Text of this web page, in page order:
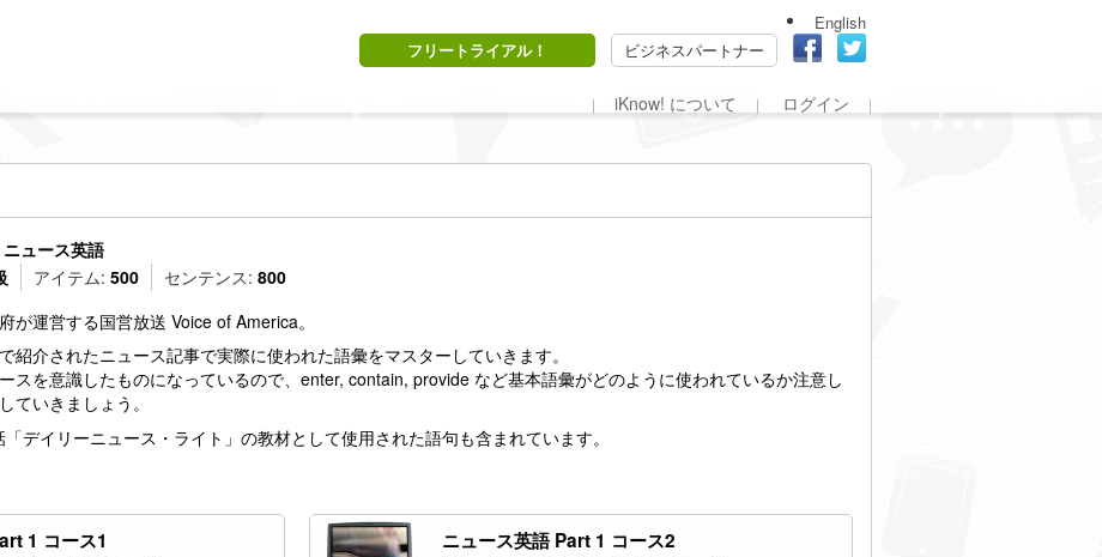
English
フリートライアル！
ビジネスパートナー
iKnow! について ログイン
ニュース英語
アイテム: 500 センテンス: 800
が運営する国営放送 Voice of America。
紹介されたニュース記事で実際に使われた語彙をマスターしていきます。
スを意識したものになっているので、enter, contain, provide など基本語彙がどのように使われているか注意し
ていきましょう。
「デイリーニュース・ライト」の教材として使用された語句も含まれています。
1 コース1 ニュース英語 Part 1 コース2